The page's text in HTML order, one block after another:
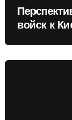
войск к